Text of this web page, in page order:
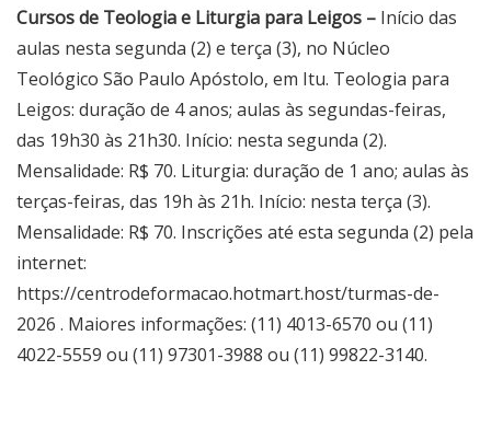
Cursos de Teologia e Liturgia para Leigos – Início das
aulas nesta segunda (2) e terça (3), no Núcleo
Teológico São Paulo Apóstolo, em Itu. Teologia para
Leigos: duração de 4 anos; aulas às segundas-feiras,
das 19h30 às 21h30. Início: nesta segunda (2).
Mensalidade: R$ 70. Liturgia: duração de 1 ano; aulas às
terças-feiras, das 19h às 21h. Início: nesta terça (3).
Mensalidade: R$ 70. Inscrições até esta segunda (2) pela
internet:
https://centrodeformacao.hotmart.host/turmas-de-
2026 . Maiores informações: (11) 4013-6570 ou (11)
4022-5559 ou (11) 97301-3988 ou (11) 99822-3140.